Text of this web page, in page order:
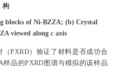
构
blocks of Ni-BZZA; (b) Crystal
viewed along caxis
PXRD）验证了材料是否成功合
样品的PXRD图谱与模拟的该样品